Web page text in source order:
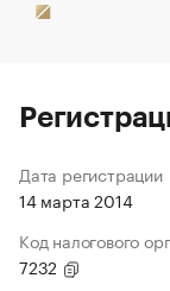
Дата регистрации
14 марта 2014
Код налогового
7232